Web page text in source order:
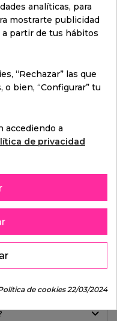
una cita previa?
lleno de objetos
a quien debo
analíticas, para
mostrarte publicidad
partir de tus hábitos
“Rechazar” las que
bien, “Configurar” tu
accediendo a
de privacidad
de cookies22/03/2024